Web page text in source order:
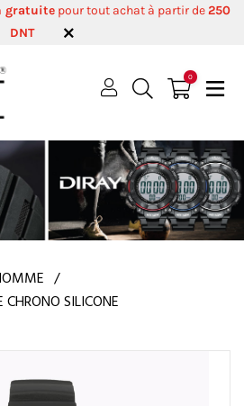
gratuitepour tout achat à partir de250
DNT
0
SILICONE